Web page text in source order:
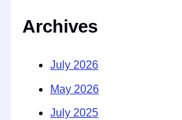
Archives
July 2026
May 2026
July 2025